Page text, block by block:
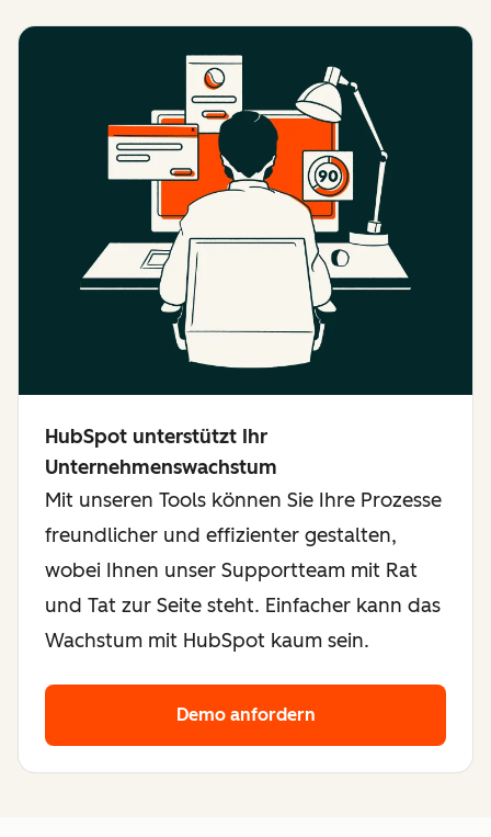
HubSpot unterstützt Ihr
Unternehmenswachstum
Mit unseren Tools können Sie Ihre Prozesse
freundlicher und effizienter gestalten,
wobei Ihnen unser Supportteam mit Rat
und Tat zur Seite steht. Einfacher kann das
Wachstum mit HubSpot kaum sein.
Demo anfordern